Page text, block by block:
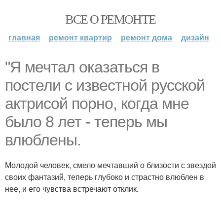
ВСЕ О РЕМОНТЕ
главная ремонт квартир ремонт дома дизайн
"Я мечтал оказаться в
постели с известной русской
актрисой порно, когда мне
было 8 лет - теперь мы
влюблены.
Молодой человек, смело мечтавший о близости с звездой
своих фантазий, теперь глубоко и страстно влюблен в
нее, и его чувства встречают отклик.